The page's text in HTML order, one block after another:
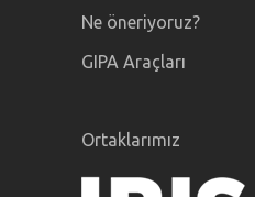
Ne öneriyoruz?
GIPA Araçları
Ortaklarımız